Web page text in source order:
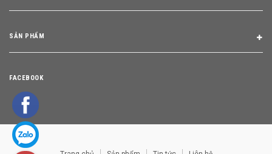
SẢN PHẨM
FACEBOOK